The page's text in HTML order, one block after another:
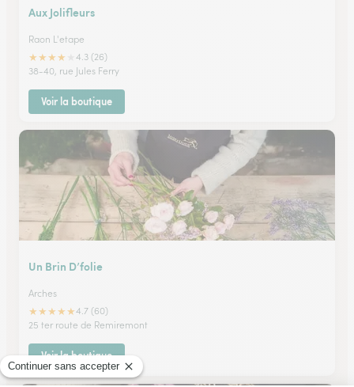
Aux Jolifleurs
Raon L'etape
★★★★
4.3 (26)
38-40, rue Jules Ferry
Voir la boutique
Un Brin D’folie
Arches
★★★★★4.7 (60)
25 ter route de Remiremont
Voir la boutique